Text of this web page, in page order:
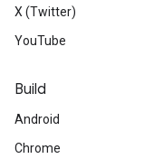
X (Twitter)
YouTube
Build
Android
Chrome